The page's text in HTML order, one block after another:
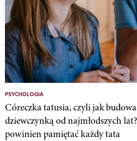
PSYCHOLOGIA
Córeczka tatusia, czyli jak
dziewczynką od najmłodszych
powinien pamiętać każdy tata